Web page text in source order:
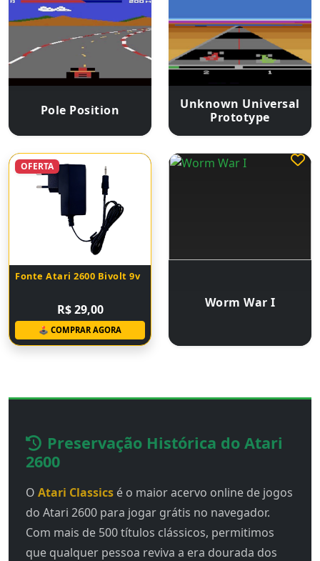
Pole Position
Unknown Universal
Prototype
OFERTA
Fonte Atari 2600 Bivolt 9v
R$ 29,00
🕹 COMPRAR AGORA
Worm War I
Preservação Histórica do Atari
2600
O Atari Classics é o maior acervo online de jogos
do Atari 2600 para jogar grátis no navegador.
Com mais de 500 títulos clássicos, permitimos
que qualquer pessoa reviva a era dourada dos